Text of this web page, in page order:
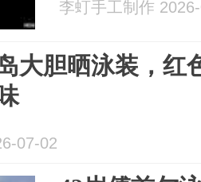
李虰手工制作
大胆晒泳装，红
07-02